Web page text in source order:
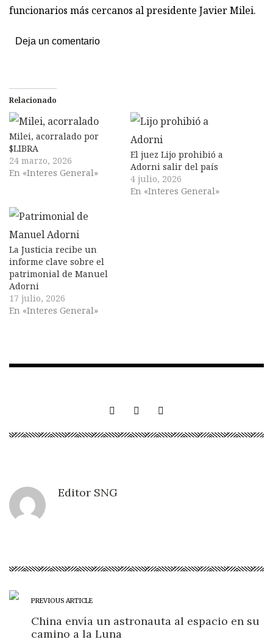
funcionarios más cercanos al presidente Javier Milei.
Deja un comentario
Relacionado
Milei, acorralado por
$LIBRA
24 marzo, 2026
En «Interes General»
El juez Lijo prohibió a
Adorni salir del país
4 julio, 2026
En «Interes General»
La Justicia recibe un
informe clave sobre el
patrimonial de Manuel
Adorni
17 julio, 2026
En «Interes General»
Editor SNG
PREVIOUS ARTICLE
China envía un astronauta al espacio en su
camino a la Luna